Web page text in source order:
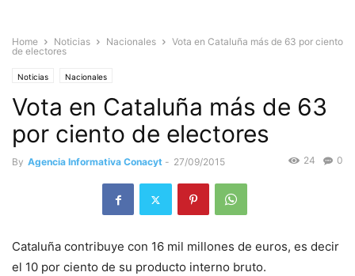
Home Noticias Nacionales
Vota en Cataluña más de 63 por ciento
de electores
Noticias Nacionales
Vota en Cataluña más de 63
por ciento de electores
By Agencia Informativa Conacyt - 27/09/2015 0
24
Cataluña contribuye con 16 mil millones de euros, es decir
el 10 por ciento de su producto interno bruto.